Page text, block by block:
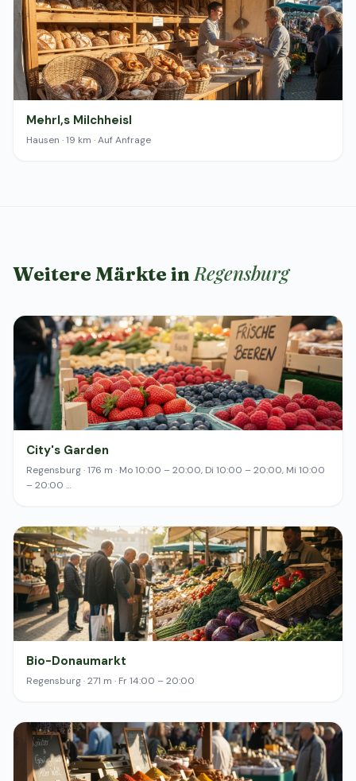
Mehrl,s Milchheisl
Hausen · 19 km · Auf Anfrage
Weitere Märkte inRegensburg
City's Garden
Regensburg · 176 m · Mo 10:00 – 20:00, Di 10:00 – 20:00, Mi 10:00
– 20:00 …
Bio-Donaumarkt
Regensburg · 271 m · Fr 14:00 – 20:00